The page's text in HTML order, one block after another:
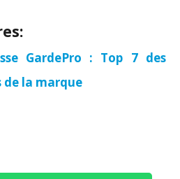
GardePro : Top 7 des
de la marque